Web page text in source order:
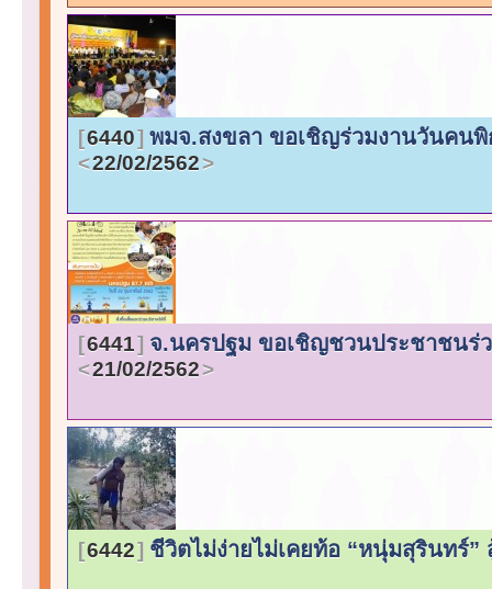
6440 พมจ.สงขลา ขอเชิญร่วมงานวันคน
22/02/2562
6441 จ.นครปฐม ขอเชิญชวนประชาชน
21/02/2562
6442 ชีวิตไม่ง่ายไม่เคยท้อ “หนุ่มสุรินทร์